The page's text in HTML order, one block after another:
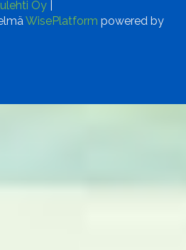
Oy
WisePlatform powered by